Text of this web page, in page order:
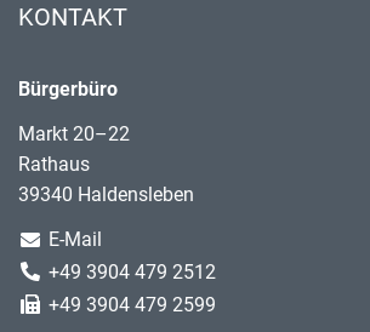
KONTAKT
Bürgerbüro
Markt 20–22
Rathaus
39340 Haldensleben
E-Mail
+49 3904 479 2512
+49 3904 479 2599